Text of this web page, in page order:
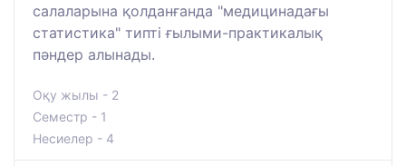
салаларына қолданғанда "медицинадағы
статистика" типті ғылыми-практикалық
пәндер алынады.
Оқу жылы - 2
Семестр - 1
Несиелер - 4